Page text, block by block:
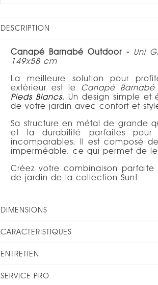
DESCRIPTION
Canapé Barnabé Outdoor - Uni
149x58 cm
La meilleure solution pour
extérieur est le Canapé
Pieds Blancs. Un design simple et
de votre jardin avec confort et
Sa structure en métal de grande
et la durabilité parfaites pour
incomparables. Il est composé
imperméable, ce qui permet de
Créez votre combinaison
de jardin de la collection Sun!
DIMENSIONS
CARACTERISTIQUES
ENTRETIEN
SERVICE PRO